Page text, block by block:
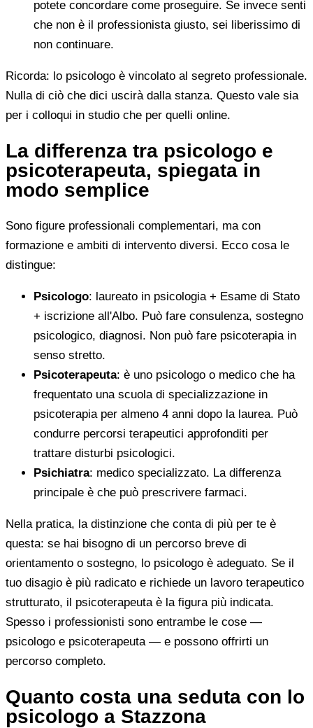
potete concordare come proseguire. Se invece senti
che non è il professionista giusto, sei liberissimo di
non continuare.
Ricorda: lo psicologo è vincolato al segreto professionale.
Nulla di ciò che dici uscirà dalla stanza. Questo vale sia
per i colloqui in studio che per quelli online.
La differenza tra psicologo e
psicoterapeuta, spiegata in
modo semplice
Sono figure professionali complementari, ma con
formazione e ambiti di intervento diversi. Ecco cosa le
distingue:
Psicologo: laureato in psicologia + Esame di Stato
+ iscrizione all'Albo. Può fare consulenza, sostegno
psicologico, diagnosi. Non può fare psicoterapia in
senso stretto.
Psicoterapeuta: è uno psicologo o medico che ha
frequentato una scuola di specializzazione in
psicoterapia per almeno 4 anni dopo la laurea. Può
condurre percorsi terapeutici approfonditi per
trattare disturbi psicologici.
Psichiatra: medico specializzato. La differenza
principale è che può prescrivere farmaci.
Nella pratica, la distinzione che conta di più per te è
questa: se hai bisogno di un percorso breve di
orientamento o sostegno, lo psicologo è adeguato. Se il
tuo disagio è più radicato e richiede un lavoro terapeutico
strutturato, il psicoterapeuta è la figura più indicata.
Spesso i professionisti sono entrambe le cose —
psicologo e psicoterapeuta — e possono offrirti un
percorso completo.
Quanto costa una seduta con lo
psicologo a Stazzona